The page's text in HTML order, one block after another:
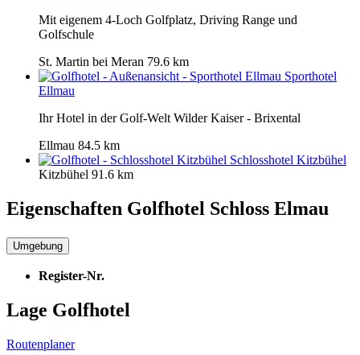
Mit eigenem 4-Loch Golfplatz, Driving Range und
Golfschule
St. Martin bei Meran 79.6 km
Sporthotel
Ellmau
Ihr Hotel in der Golf-Welt Wilder Kaiser - Brixental
Ellmau 84.5 km
Schlosshotel Kitzbühel
Kitzbühel 91.6 km
Eigenschaften Golfhotel Schloss Elmau
Umgebung
Register-Nr.
Lage Golfhotel
Routenplaner